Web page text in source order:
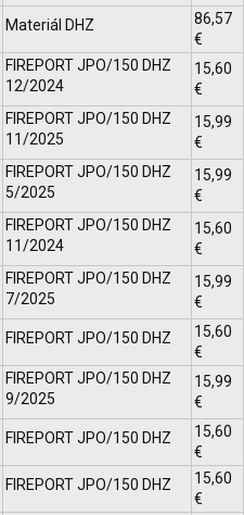
Materiál DHZ
86,57
€
FIREPORT JPO/150 DHZ
12/2024
15,60
€
FIREPORT JPO/150 DHZ
11/2025
15,99
€
FIREPORT JPO/150 DHZ
5/2025
15,99
€
FIREPORT JPO/150 DHZ
11/2024
15,60
€
FIREPORT JPO/150 DHZ
7/2025
15,99
€
FIREPORT JPO/150 DHZ
15,60
€
FIREPORT JPO/150 DHZ
9/2025
15,99
€
FIREPORT JPO/150 DHZ
15,60
€
FIREPORT JPO/150 DHZ
15,60
€